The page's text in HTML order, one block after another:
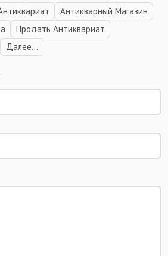
Антикварный Магазин
Продать Антиквариат
Далее...